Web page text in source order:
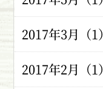
2017年3月（1）
2017年2月（1）